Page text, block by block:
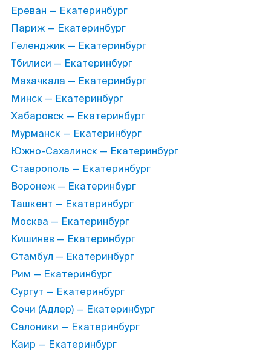
Ереван — Екатеринбург
Париж — Екатеринбург
Геленджик — Екатеринбург
Тбилиси — Екатеринбург
Махачкала — Екатеринбург
Минск — Екатеринбург
Хабаровск — Екатеринбург
Мурманск — Екатеринбург
Южно-Сахалинск — Екатеринбург
Ставрополь — Екатеринбург
Воронеж — Екатеринбург
Ташкент — Екатеринбург
Москва — Екатеринбург
Кишинев — Екатеринбург
Стамбул — Екатеринбург
Рим — Екатеринбург
Сургут — Екатеринбург
Сочи (Адлер) — Екатеринбург
Салоники — Екатеринбург
Каир — Екатеринбург